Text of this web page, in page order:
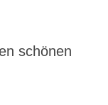
schönen